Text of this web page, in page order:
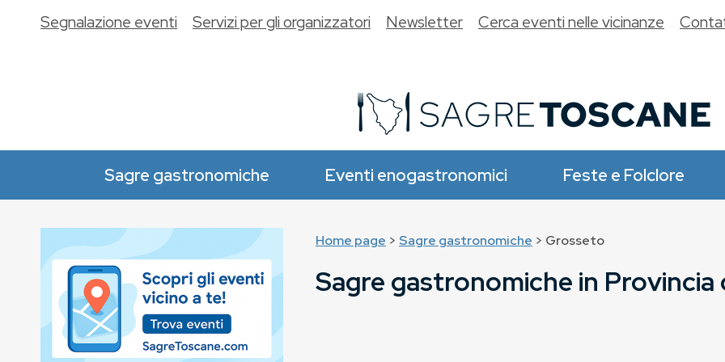
Sagre gastronomiche Eventi enogastronomici Feste e Folclore
Segnalazione eventi Servizi per gli organizzatori Newsletter Cerca eventi nelle vicinanze
Home page > Sagre gastronomiche > Grosseto
Sagre gastronomiche in